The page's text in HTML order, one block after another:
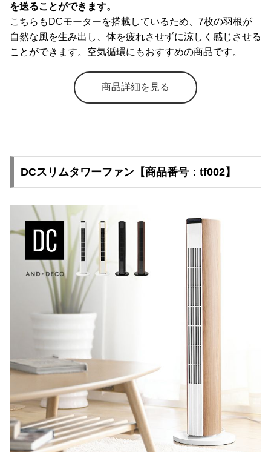
を送ることができます。
こちらもDCモーターを搭載しているため、7枚の羽根が
自然な風を生み出し、体を疲れさせずに涼しく感じさせる
ことができます。空気循環にもおすすめの商品です。
商品詳細を見る
DCスリムタワーファン【商品番号：tf002】